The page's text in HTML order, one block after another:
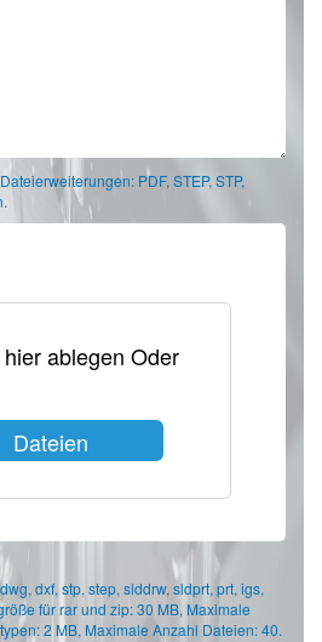
PDF, STEP, STP,
ablegen Oder
Dateien
dxf, stp, step, slddrw, sldprt, prt, igs,
für rar und zip: 30 MB, Maximale
2 MB, Maximale Anzahl Dateien: 40.